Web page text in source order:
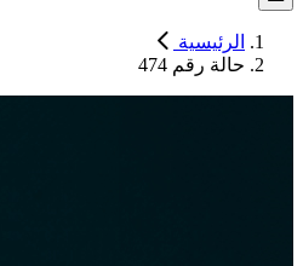
الرئيسية
حالة رقم 474